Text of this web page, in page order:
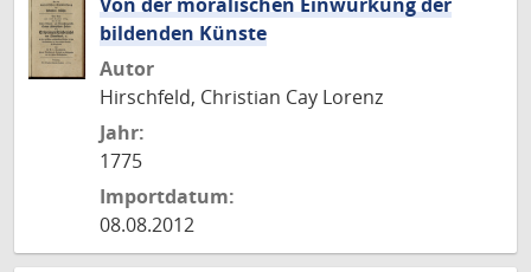
bildenden Künste
Autor
Hirschfeld, Christian Cay Lorenz
Jahr:
1775
Importdatum:
08.08.2012